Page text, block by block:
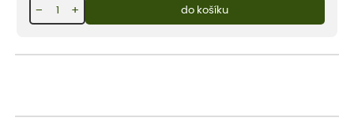
+
− do košíku